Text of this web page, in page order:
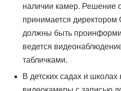
наличии камер. Решение
принимается директором
должны быть
ведется
табличками.
В детских садах и